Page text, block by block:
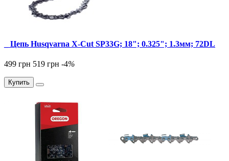
_ Цепь Husqvarna X-Cut SP33G; 18"; 0.325"; 1.3мм; 72DL
499 грн 519 грн -4%
Купить